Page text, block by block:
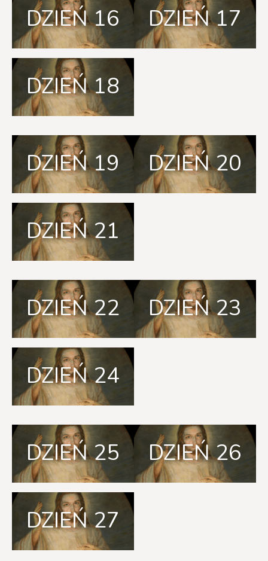
DZIEŃ 16 DZIEŃ 17
DZIEŃ 18
DZIEŃ 19 DZIEŃ 20
DZIEŃ 21
DZIEŃ 22 DZIEŃ 23
DZIEŃ 24
DZIEŃ 25 DZIEŃ 26
DZIEŃ 27